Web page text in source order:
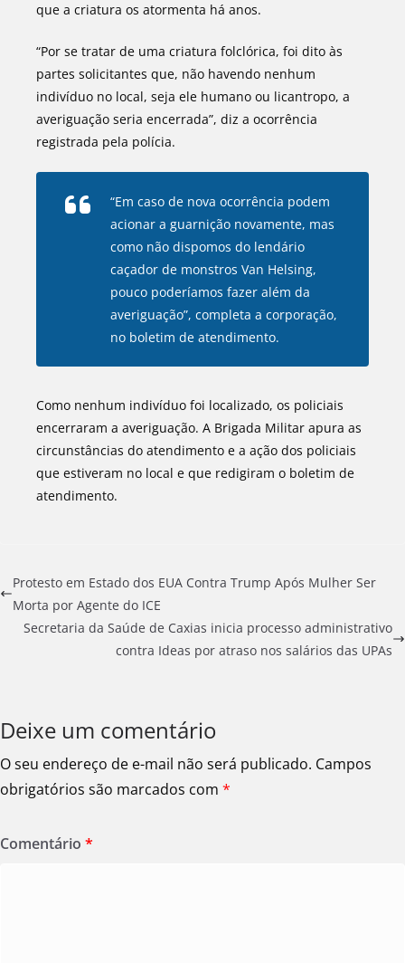
que a criatura os atormenta há anos.
“Por se tratar de uma criatura folclórica, foi dito às
partes solicitantes que, não havendo nenhum
indivíduo no local, seja ele humano ou licantropo, a
averiguação seria encerrada”, diz a ocorrência
registrada pela polícia.
“Em caso de nova ocorrência podem
acionar a guarnição novamente, mas
como não dispomos do lendário
caçador de monstros Van Helsing,
pouco poderíamos fazer além da
averiguação”, completa a corporação,
no boletim de atendimento.
Como nenhum indivíduo foi localizado, os policiais
encerraram a averiguação. A Brigada Militar apura as
circunstâncias do atendimento e a ação dos policiais
que estiveram no local e que redigiram o boletim de
atendimento.
Protesto em Estado dos EUA Contra Trump Após Mulher Ser
Morta por Agente do ICE
Secretaria da Saúde de Caxias inicia processo administrativo
contra Ideas por atraso nos salários das UPAs
Deixe um comentário
O seu endereço de e-mail não será publicado. Campos
obrigatórios são marcados com *
Comentário *